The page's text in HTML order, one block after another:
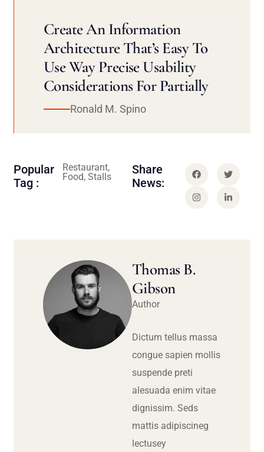
Create An Information
Architecture That’s Easy To
Use Way Precise Usability
Considerations For Partially
Ronald M. Spino
Popular
Tag :
Restaurant,
Food, Stalls
Share
News:
Thomas B.
Gibson
Author
Dictum tellus massa
congue sapien mollis
suspende preti
alesuada enim vitae
dignissim. Seds
mattis adipiscineg
lectusey